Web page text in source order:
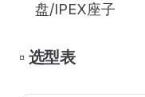
盘/IPEX座子
▫️ 选型表